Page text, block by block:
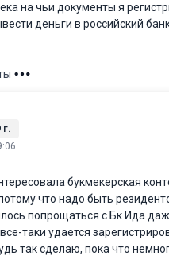
на чьи документы я
деньги в российский
г.
букмекерская
что надо быть
попрощаться с Бк Ида
таки удается
так сделаю, пока что